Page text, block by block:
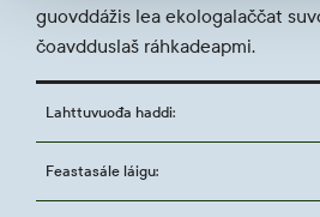
guovddážis lea ekologalaččat
čoavdduslaš ráhkadeapmi.
Lahttuvuođa haddi:
Feastasále láigu: